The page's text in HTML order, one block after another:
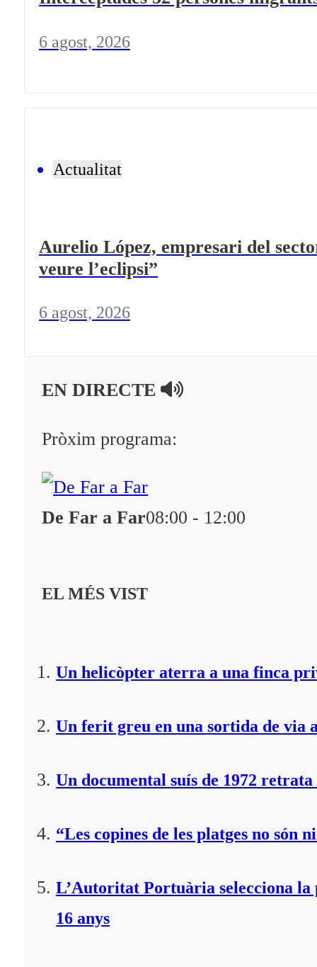
6 agost, 2026
Actualitat
Aurelio López, empresari del
veure l’eclipsi”
6 agost, 2026
EN DIRECTE
Pròxim programa:
De Far a Far08:00 - 12:00
EL MÉS VIST
Un helicòpter aterra a una finca
Un ferit greu en una sortida de via
Un documental suís de 1972
“Les copines de les platges no
L’Autoritat Portuària selecciona
16 anys